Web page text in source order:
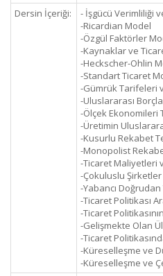
Dersin İçeriği:
- İşgücü Verimliliği
-Ricardian Model
-Özgül Faktörler
-Kaynaklar ve
-Heckscher-Ohlin
-Standart Ticaret
-Gümrük Tarifeleri
-Uluslararası
-Ölçek Ekonomileri
-Üretimin
-Kusurlu Rekabet
-Monopolist
-Ticaret Maliyetleri
-Çokuluslu Şirketler
-Yabancı Doğrudan
-Ticaret Politikası
-Ticaret
-Gelişmekte Olan
-Ticaret
-Küreselleşme ve
-Küreselleşme ve